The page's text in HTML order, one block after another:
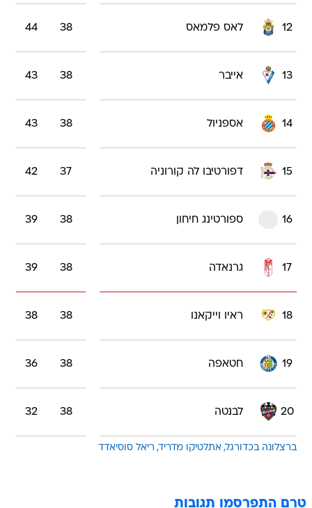
12 לאס פלמאס 38
44
13 אייבר 38
43
14 אספניול 38
43
15 דפורטיבו לה קורוניה 37
42
16 ספורטינג חיחון 38
39
17 גרנאדה 38
39
18 ראיו וייקאנו 38
38
19 חטאפה 38
36
20 לבנטה 38
32
ברצלונה בכדורגל אתלטיקו מדריד ריאל סוסיאדד
טרם התפרסמו תגובות